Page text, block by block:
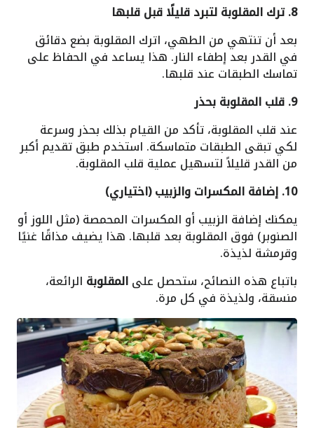
8. ترك المقلوبة لتبرد قليلًا قبل قلبها
بعد أن تنتهي من الطهي، اترك المقلوبة بضع دقائق
في القدر بعد إطفاء النار. هذا يساعد في الحفاظ على
تماسك الطبقات عند قلبها.
9. قلب المقلوبة بحذر
عند قلب المقلوبة، تأكد من القيام بذلك بحذر وسرعة
لكي تبقى الطبقات متماسكة. استخدم طبق تقديم أكبر
من القدر قليلاً لتسهيل عملية قلب المقلوبة.
10. إضافة المكسرات والزبيب (اختياري)
يمكنك إضافة الزبيب أو المكسرات المحمصة (مثل اللوز أو
الصنوبر) فوق المقلوبة بعد قلبها. هذا يضيف مذاقًا غنيًا
وقرمشة لذيذة.
باتباع هذه النصائح، ستحصل علىالمقلوبة الرائعة،
منسقة، ولذيذة في كل مرة.